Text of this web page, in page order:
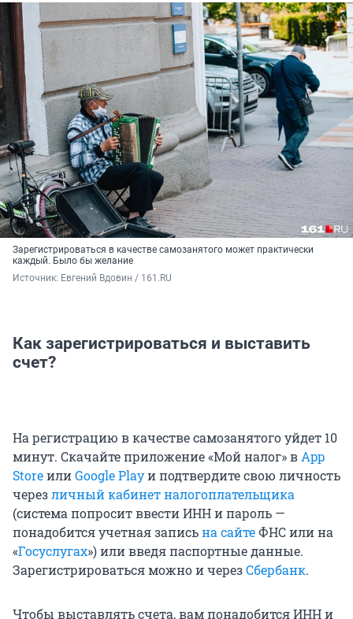
Зарегистрироваться в качестве самозанятого может практически
каждый. Было бы желание
Источник: Евгений Вдовин / 161.RU
Как зарегистрироваться и выставить
счет?
На регистрацию в качестве самозанятого уйдет 10
минут. Скачайте приложение «Мой налог» вApp
StoreилиGoogle Playи подтвердите свою личность
черезличный кабинет налогоплательщика
(система попросит ввести ИНН и пароль —
понадобится учетная записьна сайтеФНС или на
«Госуслугах») или введя паспортные данные.
Зарегистрироваться можно и черезСбербанк.
Чтобы выставлять счета, вам понадобится ИНН и